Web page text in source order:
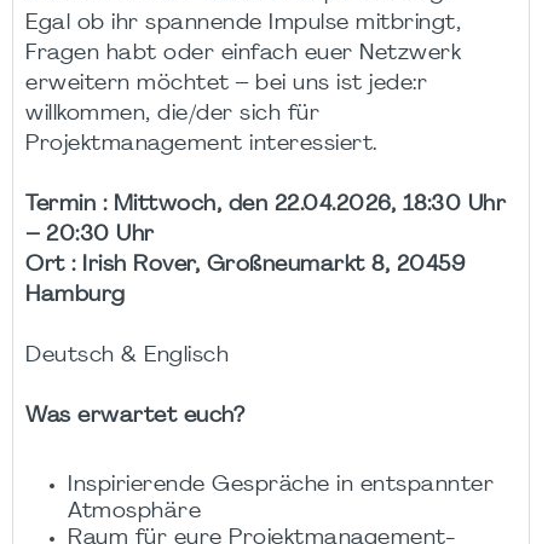
Egal ob ihr spannende Impulse mitbringt,
Fragen habt oder einfach euer Netzwerk
erweitern möchtet – bei uns ist jede:r
willkommen, die/der sich für
Projektmanagement interessiert.
Termin : Mittwoch, den 22.04.2026, 18:30 Uhr
– 20:30 Uhr
Ort : Irish Rover, Großneumarkt 8, 20459
Hamburg
Deutsch & Englisch
Was erwartet euch?
Inspirierende Gespräche in entspannter
Atmosphäre
Raum für eure Projektmanagement-